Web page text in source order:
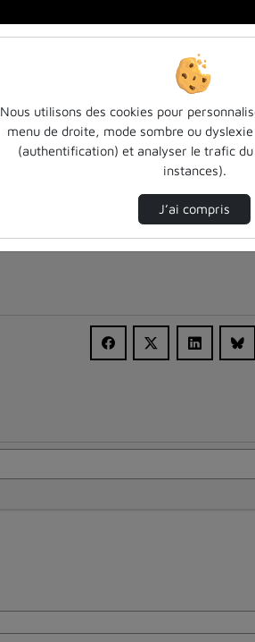
Nous utilisons des cookies pour
menu de droite, mode sombre ou
(authentification) et analyser le trafic
instances).
J’ai compris